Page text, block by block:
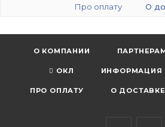
Про оплату О
О КОМПАНИИ
ОКЛ ИНФОРМАЦИЯ
ПРО ОПЛАТУ О ДОСТАВКЕ